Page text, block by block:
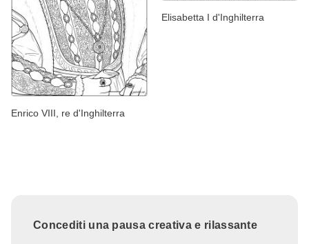
Enrico VIII, re d'Inghilterra
Elisabetta I d'Inghilterra
Concediti una pausa creativa e rilassante